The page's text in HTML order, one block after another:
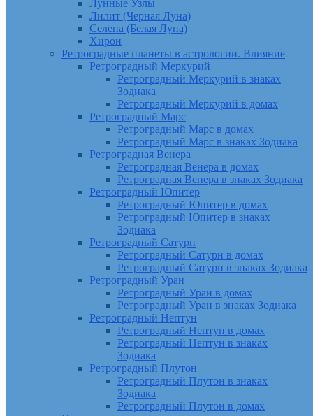
Лунные Узлы
Лилит (Черная Луна)
Селена (Белая Луна)
Хирон
Ретроградные планеты в астрологии. Влияние
Ретроградный Меркурий
Ретроградный Меркурий в знаках
Зодиака
Ретроградный Меркурий в домах
Ретроградный Марс
Ретроградный Марс в домах
Ретроградный Марс в знаках Зодиака
Ретроградная Венера
Ретроградная Венера в домах
Ретроградная Венера в знаках Зодиака
Ретроградный Юпитер
Ретроградный Юпитер в домах
Ретроградный Юпитер в знаках
Зодиака
Ретроградный Сатурн
Ретроградный Сатурн в домах
Ретроградный Сатурн в знаках Зодиака
Ретроградный Уран
Ретроградный Уран в домах
Ретроградный Уран в знаках Зодиака
Ретроградный Нептун
Ретроградный Нептун в домах
Ретроградный Нептун в знаках
Зодиака
Ретроградный Плутон
Ретроградный Плутон в знаках
Зодиака
Ретроградный Плутон в домах